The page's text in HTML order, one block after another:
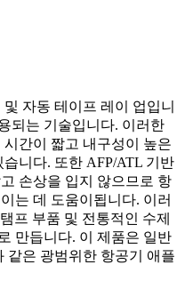
자동 테이프 레이 업입니
되는 기술입니다. 이러한
간이 짧고 내구성이 높은
니다. 또한 AFP/ATL 기반
손상을 입지 않으므로 항
는 데 도움이됩니다. 이러
프 부품 및 전통적인 수제
만듭니다. 이 제품은 일반
같은 광범위한 항공기 애플